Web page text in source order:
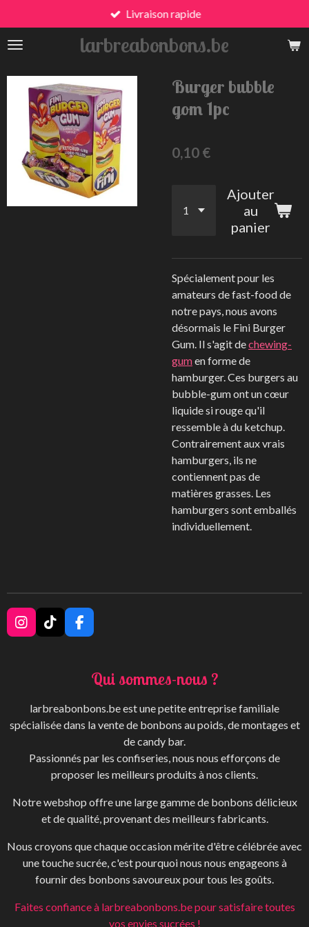
au
contenu
larbreabonbons.be
Livraison rapide
Burger bubble
gom 1pc
0,10 €
Ajouter
au
panier
Spécialement pour les
amateurs de fast-food de
notre pays, nous avons
désormais le Fini Burger
Gum. Il s'agit dechewing-
gumen forme de
hamburger. Ces burgers au
bubble-gum ont un cœur
liquide si rouge qu'il
ressemble à du ketchup.
Contrairement aux vrais
hamburgers, ils ne
contiennent pas de
matières grasses. Les
hamburgers sont emballés
individuellement.
I
n
a
m
T
i
F
a
o
Qui sommes-nous ?
larbreabonbons.be est une petite entreprise familiale
spécialisée dans la vente de bonbons au poids, de montages et
de candy bar.
Passionnés par les confiseries, nous nous efforçons de
proposer les meilleurs produits à nos clients.
Notre webshop offre une large gamme de bonbons délicieux
et de qualité, provenant des meilleurs fabricants.
Nous croyons que chaque occasion mérite d'être célébrée avec
une touche sucrée, c'est pourquoi nous nous engageons à
fournir des bonbons savoureux pour tous les goûts.
Faites confiance à larbreabonbons.be pour satisfaire toutes
vos envies sucrées !